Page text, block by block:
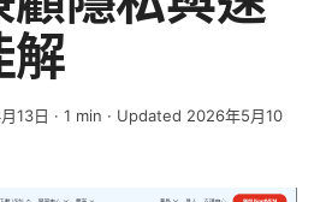
解
13日 · 1 min · Updated 2026年5月10